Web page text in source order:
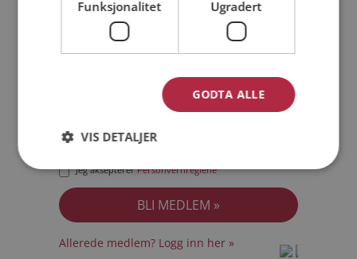
Jeg akseptererPersonvernreglene
Allerede medlem? Logg inn her »
Funksjonalitet Ugradert
GODTA ALLE
VIS DETALJER